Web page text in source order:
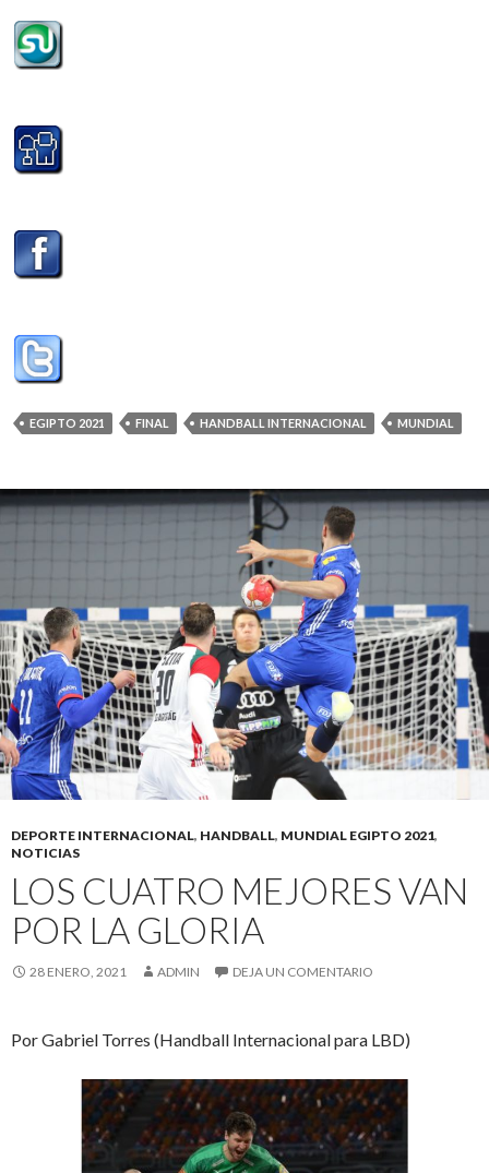
EGIPTO 2021 FINAL HANDBALL INTERNACIONAL MUNDIAL
DEPORTE INTERNACIONAL, HANDBALL, MUNDIAL EGIPTO 2021,
NOTICIAS
LOS CUATRO MEJORES VAN
POR LA GLORIA
28 ENERO, 2021 ADMIN DEJA UN COMENTARIO
Por Gabriel Torres (Handball Internacional para LBD)